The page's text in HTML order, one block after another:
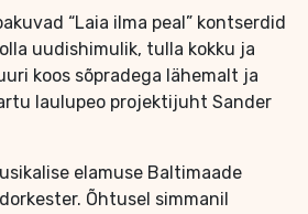
“Laia ilma peal” kontserdid
uudishimulik, tulla kokku ja
koos sõpradega lähemalt ja
laulupeo projektijuht Sander
elamuse Baltimaade
Õhtusel simmanil